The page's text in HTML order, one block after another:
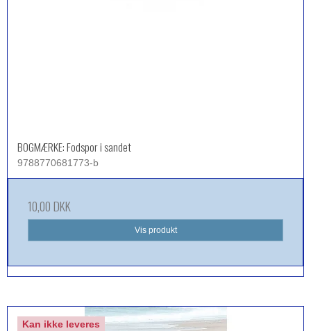
BOGMÆRKE: Fodspor i sandet
9788770681773-b
10,00 DKK
Vis produkt
Kan ikke leveres